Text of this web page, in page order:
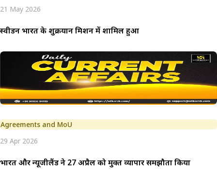
21 May 2026
स्वीडन भारत के शुक्रयान मिशन में शामिल हुआ
Agreements and MoU
29 Apr 2026
भारत और न्यूजीलैंड ने 27 अप्रैल को मुक्त व्यापार समझौता किया